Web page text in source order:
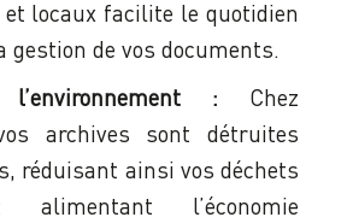
locaux facilite le quotidien
de vos documents.
: Chez
archives sont détruites
réduisant ainsi vos déchets
l’économie